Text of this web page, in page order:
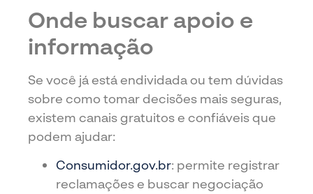
Onde buscar apoio e
informação
Se você já está endividada ou tem dúvidas
sobre como tomar decisões mais seguras,
existem canais gratuitos e confiáveis que
podem ajudar:
Consumidor.gov.br: permite registrar
reclamações e buscar negociação